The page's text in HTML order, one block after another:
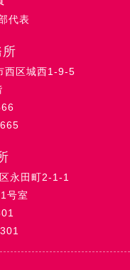
代表
西区城西1-9-5
永田町2-1-1
号室